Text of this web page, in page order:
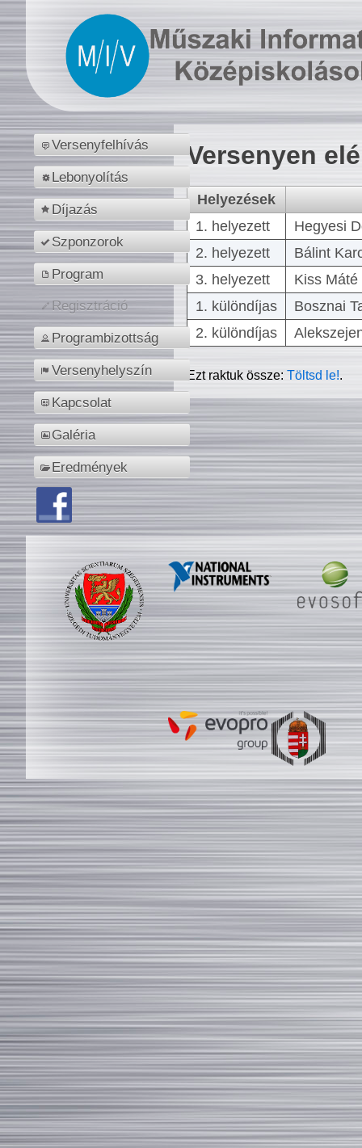
Versenyfelhívás
Lebonyolítás
Díjazás
Szponzorok
Program
Regisztráció
Programbizottság
Versenyhelyszín
Kapcsolat
Galéria
Eredmények
Versenyen
Helyezések
1. helyezett
Hegyesi
2. helyezett
Bálint
3. helyezett
Kiss
1. különdíjas
Bosznai
2. különdíjas
Ezt raktuk össze:Töltsd le!.